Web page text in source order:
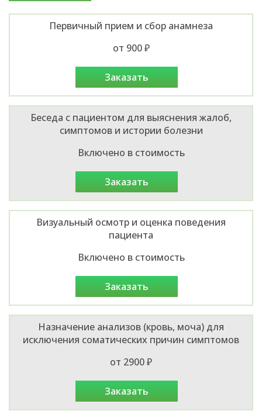
Первичный прием и сбор анамнеза
от 900 ₽
заказать
Беседа с пациентом для выяснения жалоб,
симптомов и истории болезни
Включено в стоимость
заказать
Визуальный осмотр и оценка поведения
пациента
Включено в стоимость
заказать
Назначение анализов (кровь, моча) для
исключения соматических причин симптомов
от 2900 ₽
заказать